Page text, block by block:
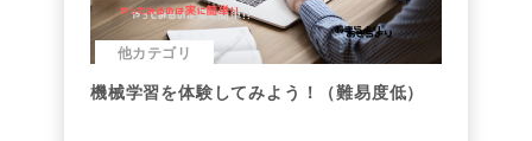
他カテゴリ
機械学習を体験してみよう！（難易度低）